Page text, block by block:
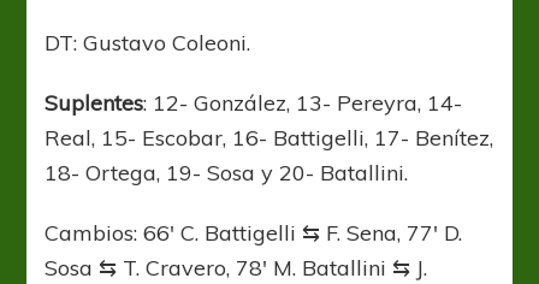
DT: Gustavo Coleoni.
Suplentes: 12- González, 13- Pereyra, 14-
Real, 15- Escobar, 16- Battigelli, 17- Benítez,
18- Ortega, 19- Sosa y 20- Batallini.
Cambios: 66′ C. Battigelli ⇆ F. Sena, 77′ D.
Sosa ⇆ T. Cravero, 78′ M. Batallini ⇆ J.